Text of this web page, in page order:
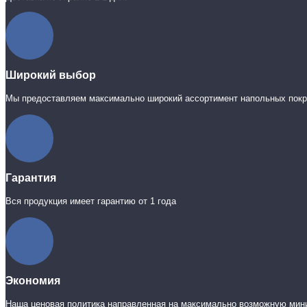
Широкий выбор
Мы предоставляем максимально широкий ассортимент напольных
Гарантия
Вся продукция имеет гарантию от 1 года
Экономия
Наша ценовая политика направленная на максимально возможную